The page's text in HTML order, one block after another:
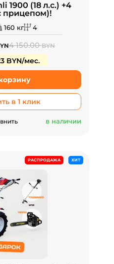
1900 (18 л.с.) +4
160 кг 4
4 150.00BYN
BYN/мес.
в 1 клик
в наличии
РАСПРОДАЖА ХИТ